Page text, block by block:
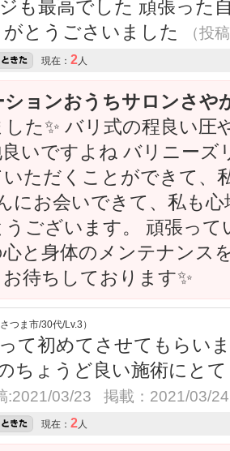
も最高でした 頑張った
とうごさいました
（投
現在： 2人
ションおうちサロンさや
した✨ バリ式の程良い
いですよね バリニー
ただくことができて、
にお会いできて、私も
うございます。 頑張っ
心と身体のメンテナンス
待ちしております✨
つま市/30代/Lv.3）
て初めてさせてもらい
ちょうど良い施術にと
:2021/03/23 掲載：2021/03/
現在： 2人